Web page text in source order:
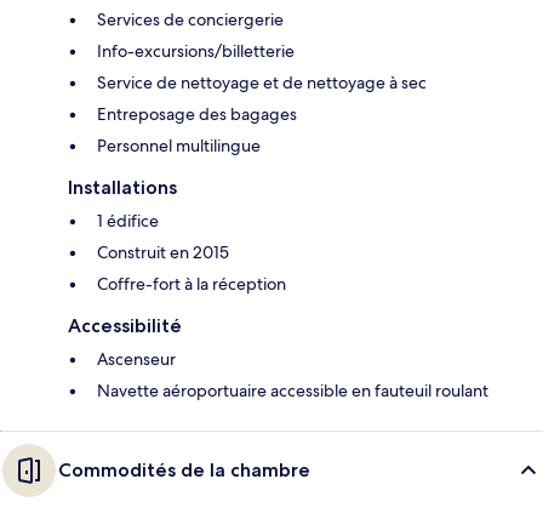
Services de conciergerie
Info-excursions/billetterie
Service de nettoyage et de nettoyage à sec
Entreposage des bagages
Personnel multilingue
Installations
1 édifice
Construit en 2015
Coffre-fort à la réception
Accessibilité
Ascenseur
Navette aéroportuaire accessible en fauteuil roulant
Commodités de la chambre